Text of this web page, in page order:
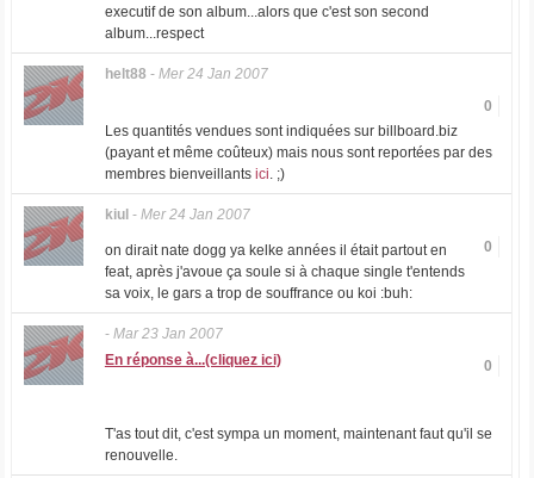
executif de son album...alors que c'est son second
album...respect
helt88 - Mer 24 Jan 2007
0
Les quantités vendues sont indiquées sur billboard.biz
(payant et même coûteux) mais nous sont reportées par des
membres bienveillants ici. ;)
kiul - Mer 24 Jan 2007
0
on dirait nate dogg ya kelke années il était partout en
feat, après j'avoue ça soule si à chaque single t'entends
sa voix, le gars a trop de souffrance ou koi :buh:
- Mar 23 Jan 2007
0
En réponse à...(cliquez ici)
T'as tout dit, c'est sympa un moment, maintenant faut qu'il se
renouvelle.